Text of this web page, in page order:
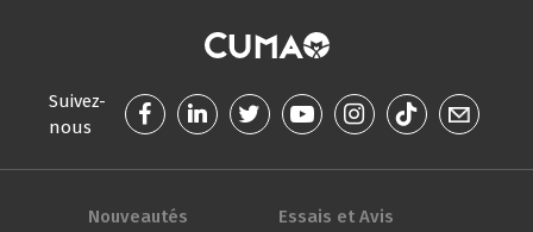
Suivez-
nous
Nouveautés Essais et Avis